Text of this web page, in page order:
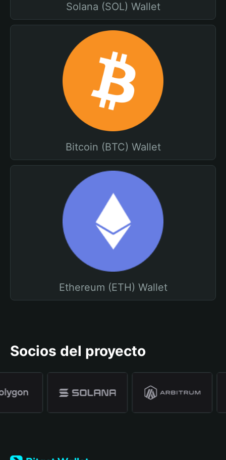
Solana (SOL) Wallet
Bitcoin (BTC) Wallet
Ethereum (ETH) Wallet
Socios del proyecto